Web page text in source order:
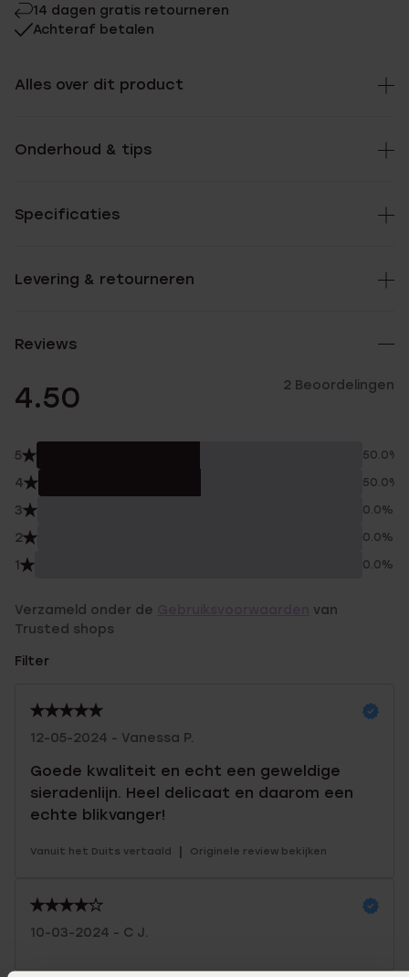
14 dagen gratis retourneren
Achteraf betalen
Alles over dit product
Onderhoud & tips
Specificaties
Levering & retourneren
Reviews
4.50 2 Beoordelingen
5 50.0%
4 50.0%
3 0.0%
2 0.0%
1 0.0%
Verzameld onder de
van
Trusted shops
Filter
12-05-2024 - Vanessa P.
Goede kwaliteit en echt een geweldige
sieradenlijn. Heel delicaat en daarom een
echte blikvanger!
Vanuit het Duits vertaald | Originele review bekijken
10-03-2024 - C J.